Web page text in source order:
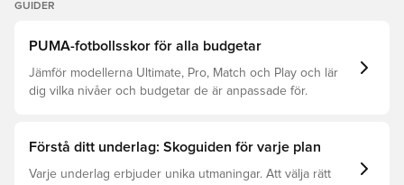
GUIDER
PUMA-fotbollsskor för alla budgetar
Jämför modellerna Ultimate, Pro, Match och Play och lär
dig vilka nivåer och budgetar de är anpassade för.
Förstå ditt underlag: Skoguiden för varje plan
Varje underlag erbjuder unika utmaningar. Att välja rätt